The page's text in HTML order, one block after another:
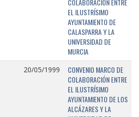
COLABORACIÓN ENTRE
EL ILUSTRÍSIMO
AYUNTAMIENTO DE
CALASPARRA Y LA
UNIVERSIDAD DE
MURCIA
20/05/1999
CONVENIO MARCO DE
COLABORACIÓN ENTRE
EL ILUSTRÍSIMO
AYUNTAMIENTO DE LOS
ALCÁZARES Y LA